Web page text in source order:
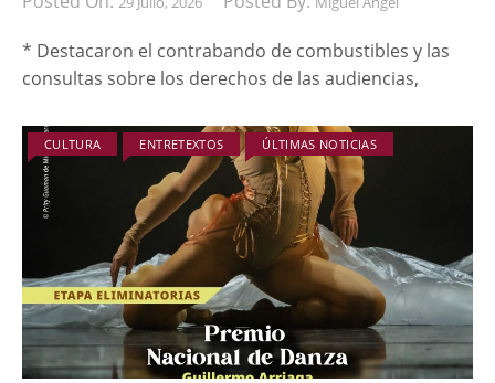
* Destacaron el contrabando de combustibles y las
consultas sobre los derechos de las audiencias,
CULTURA ENTRETEXTOS ÚLTIMAS NOTICIAS